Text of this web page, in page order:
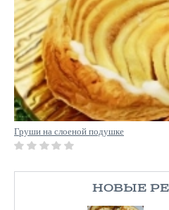
НОВЫЕ
Груши на слоеной подушке